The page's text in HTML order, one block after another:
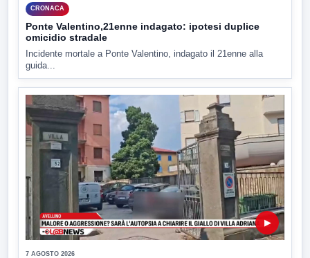
CRONACA
Ponte Valentino,21enne indagato: ipotesi duplice
omicidio stradale
Incidente mortale a Ponte Valentino, indagato il 21enne alla
guida...
▶
7 AGOSTO 2026